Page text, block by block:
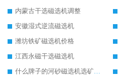
内蒙古干选磁选机调整
安徽湿式逆流磁选机
潍坊铁矿磁选机价格
江西永磁干选磁选机
什么牌子的河砂磁选机选矿效果好